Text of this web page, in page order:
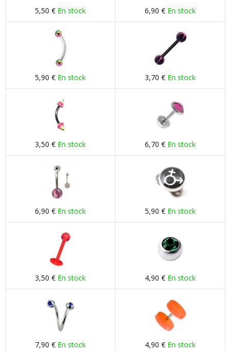
5,50 € En stock 6,90 € En stock
5,90 € En stock 3,70 € En stock
3,50 € En stock 6,70 € En stock
6,90 € En stock 5,90 € En stock
3,50 € En stock 4,90 € En stock
7,90 € En stock 4,90 € En stock